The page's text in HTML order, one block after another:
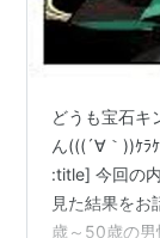
どうも宝石キ
ん(((´∀｀))ｹ
:title] 今回の
見た結果をお
歳～50歳の